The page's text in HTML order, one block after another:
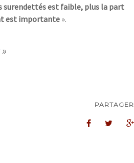
surendettés est faible, plus la part
est importante ».
»
PARTAGER